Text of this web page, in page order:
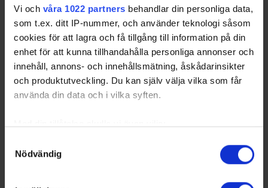
Vi och våra 1022 partners behandlar din personliga data,
som t.ex. ditt IP-nummer, och använder teknologi såsom
cookies för att lagra och få tillgång till information på din
enhet för att kunna tillhandahålla personliga annonser och
innehåll, annons- och innehållsmätning, åskådarinsikter
och produktutveckling. Du kan själv välja vilka som får
använda din data och i vilka syften.
kan ha en noggrannhet på upp till flera meter
Nödvändig
IF/Trångsunds IF
8 IFK Salem 7 0 0 7 -74 0
Swehockey – Svenska Ishockeyförbundets officiella app
Sverige. Du kan följa dina favoritserier och lägga upp
egna favoritlag i appen. För dina favoritlag kan du